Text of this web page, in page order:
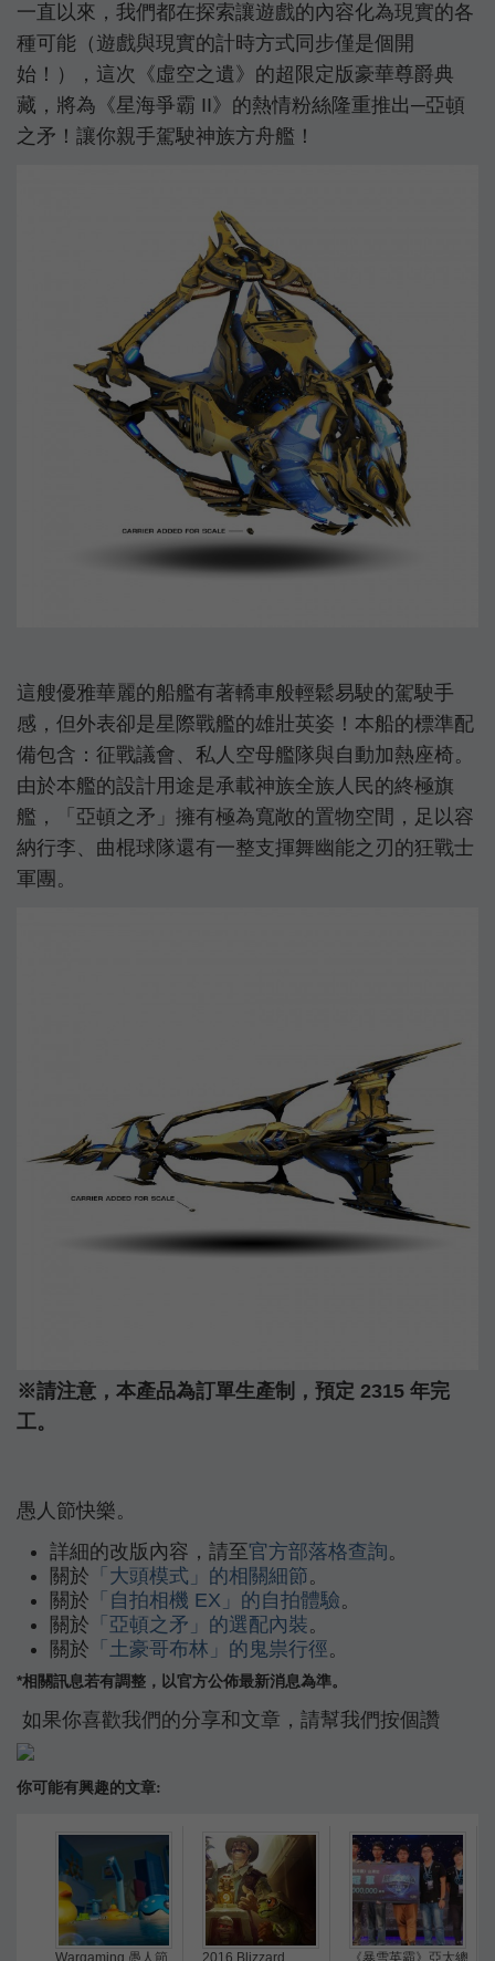
一直以來，我們都在探索讓遊戲的內容化為現實的各
種可能（遊戲與現實的計時方式同步僅是個開
始！），這次《虛空之遺》的超限定版豪華尊爵典
藏，將為《星海爭霸 II》的熱情粉絲隆重推出─亞頓
之矛！讓你親手駕駛神族方舟艦！
這艘優雅華麗的船艦有著轎車般輕鬆易駛的駕駛手
感，但外表卻是星際戰艦的雄壯英姿！本船的標準配
備包含：征戰議會、私人空母艦隊與自動加熱座椅。
由於本艦的設計用途是承載神族全族人民的終極旗
艦，「亞頓之矛」擁有極為寬敞的置物空間，足以容
納行李、曲棍球隊還有一整支揮舞幽能之刃的狂戰士
軍團。
※請注意，本產品為訂單生產制，預定 2315 年完
工。
愚人節快樂。
詳細的改版內容，請至官方部落格查詢。
關於 「大頭模式」的相關細節。
關於 「自拍相機 EX」的自拍體驗。
關於 「亞頓之矛」的選配內裝。
關於 「土豪哥布林」的鬼祟行徑。
*相關訊息若有調整，以官方公佈最新消息為準。
如果你喜歡我們的分享和文章，請幫我們按個讚
你可能有興趣的文章: